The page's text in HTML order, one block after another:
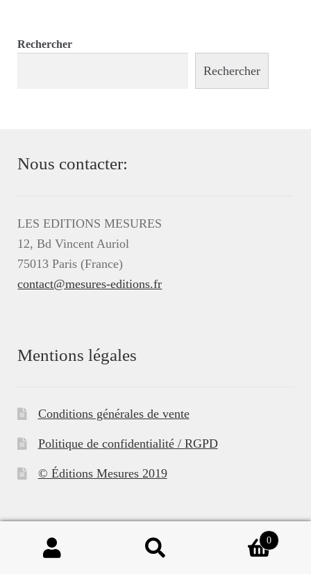
Rechercher
Rechercher
Nous contacter:
LES EDITIONS MESURES
12, Bd Vincent Auriol
75013 Paris (France)
contact@mesures-editions.fr
Mentions légales
Conditions générales de vente
Politique de confidentialité / RGPD
© Éditions Mesures 2019
Recherche
Recherche
0